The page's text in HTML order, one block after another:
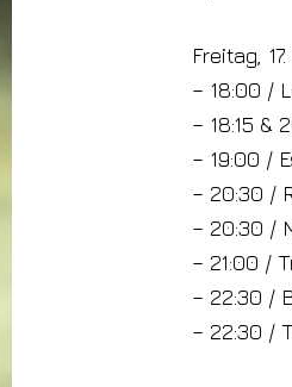
Freitag,
– 18:00 /
– 18:15
– 19:00 /
– 20:30 /
– 20:30 /
– 21:00 /
– 22:30 /
– 22:30 /